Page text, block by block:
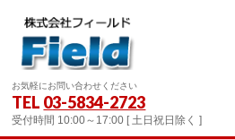
お気軽にお問い合わせください
TEL 03-5834-2723
受付時間 10:00～17:00 [ 土日祝日除く ]